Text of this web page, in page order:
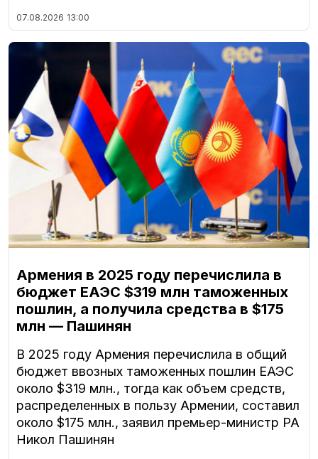
07.08.2026 13:00
Армения в 2025 году перечислила в
бюджет ЕАЭС $319 млн таможенных
пошлин, а получила средства в $175
млн — Пашинян
В 2025 году Армения перечислила в общий
бюджет ввозных таможенных пошлин ЕАЭС
около $319 млн., тогда как объем средств,
распределенных в пользу Армении, составил
около $175 млн., заявил премьер-министр РА
Никол Пашинян